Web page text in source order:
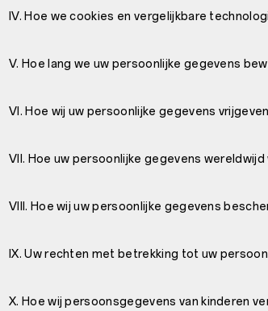
IV. Hoe we cookies en vergelijkbare
V. Hoe lang we uw persoonlijke gegevens
VI. Hoe wij uw persoonlijke gegevens vrijgeven
VII. Hoe uw persoonlijke gegevens
VIII. Hoe wij uw persoonlijke gegevens
IX. Uw rechten met betrekking tot uw
X. Hoe wij persoonsgegevens van kinderen